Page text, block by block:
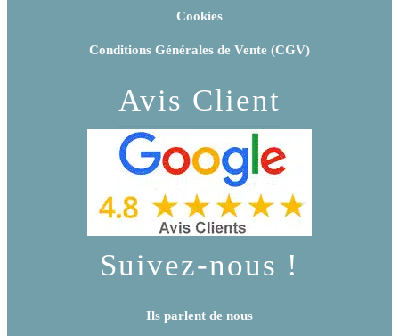
Cookies
Conditions Générales de Vente (CGV)
Avis Client
Suivez-nous !
Ils parlent de nous